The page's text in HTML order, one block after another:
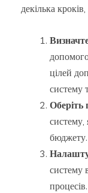
декілька
цілей
систему
Оберіть
систему,
бюджету.
систему
процесів.